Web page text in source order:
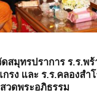
สมุทรปราการ ร.ร.พ
กรง และ ร.ร.คลองสำ
วดพระอภิธรรม